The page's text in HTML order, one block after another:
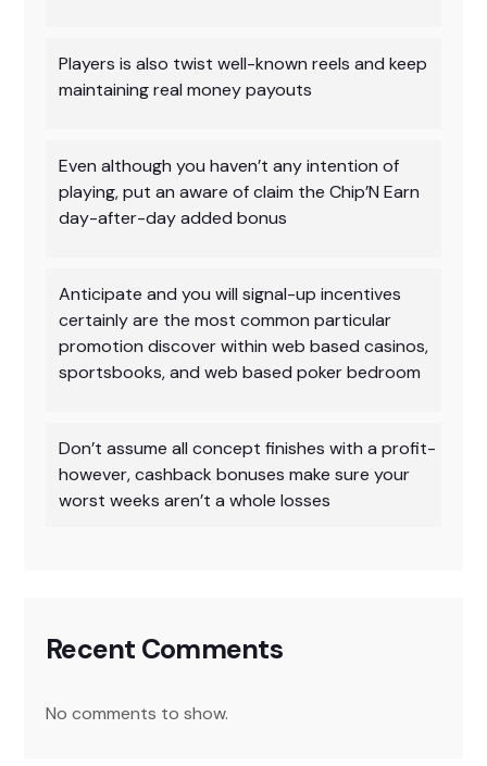
Players is also twist well-known reels and keep
maintaining real money payouts
Even although you haven’t any intention of
playing, put an aware of claim the Chip’N Earn
day-after-day added bonus
Anticipate and you will signal-up incentives
certainly are the most common particular
promotion discover within web based casinos,
sportsbooks, and web based poker bedroom
Don’t assume all concept finishes with a profit-
however, cashback bonuses make sure your
worst weeks aren’t a whole losses
Recent Comments
No comments to show.